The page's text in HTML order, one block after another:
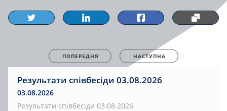
ПОПЕРЕДНЯ НАСТУПНА
Результати співбесіди 03.08.2026
03.08.2026
Результати співбесіди 03.08.2026